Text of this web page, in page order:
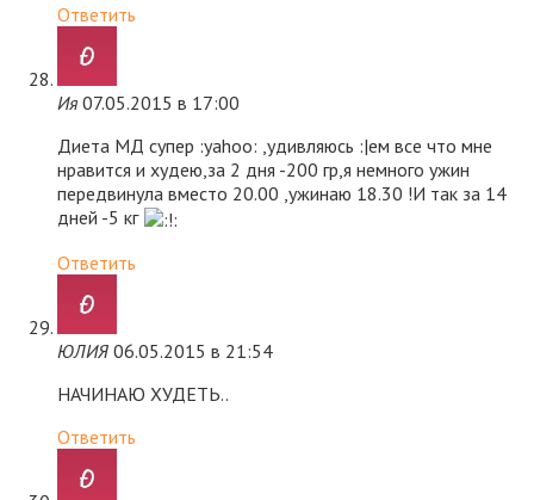
Ответить
Ия 07.05.2015 в 17:00
Диета МД супер :yahoo: ,удивляюсь :|ем все что мне
нравится и худею,за 2 дня -200 гр,я немного ужин
передвинула вместо 20.00 ,ужинаю 18.30 !И так за 14
дней -5 кг
Ответить
ЮЛИЯ 06.05.2015 в 21:54
НАЧИНАЮ ХУДЕТЬ..
Ответить